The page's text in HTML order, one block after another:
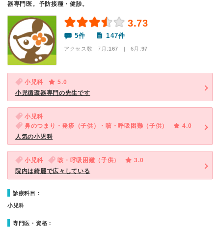
器専門医。予防接種・健診。
3.73
5件 147件
アクセス数 7月:167 | 6月:97
小児科
5.0
小児循環器専門の先生です
小児科
鼻のつまり・発疹（子供）・咳・呼吸困難（子供）
4.0
人気の小児科
小児科 咳・呼吸困難（子供）
3.0
院内は綺麗で広々している
診療科目：
小児科
専門医・資格：